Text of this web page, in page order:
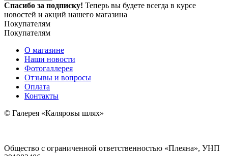
Спасибо за подписку! Теперь вы будете всегда в курсе
новостей и акций нашего магазина
Покупателям
Покупателям
О магазине
Наши новости
Фотогаллерея
Отзывы и вопросы
Оплата
Контакты
© Галерея «Каляровы шлях»
Общество с ограниченной ответственностью «Плеяна», УНП